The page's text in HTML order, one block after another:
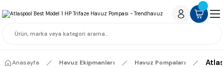
Anasayfa Havuz Ekipmanları Havuz Pompaları